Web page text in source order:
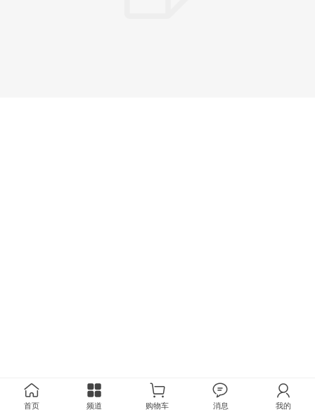
首页 频道 购物车 消息 我的